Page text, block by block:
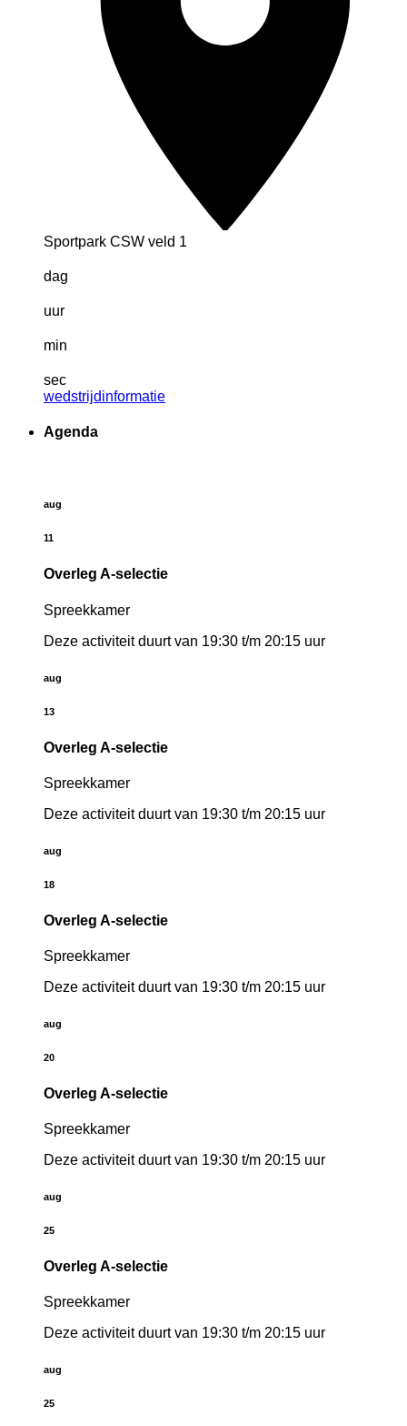
Sportpark CSW veld 1
dag
uur
min
sec
wedstrijdinformatie
Agenda
aug
11
Overleg A-selectie
Spreekkamer
Deze activiteit duurt van 19:30 t/m 20:15 uur
aug
13
Overleg A-selectie
Spreekkamer
Deze activiteit duurt van 19:30 t/m 20:15 uur
aug
18
Overleg A-selectie
Spreekkamer
Deze activiteit duurt van 19:30 t/m 20:15 uur
aug
20
Overleg A-selectie
Spreekkamer
Deze activiteit duurt van 19:30 t/m 20:15 uur
aug
25
Overleg A-selectie
Spreekkamer
Deze activiteit duurt van 19:30 t/m 20:15 uur
aug
25